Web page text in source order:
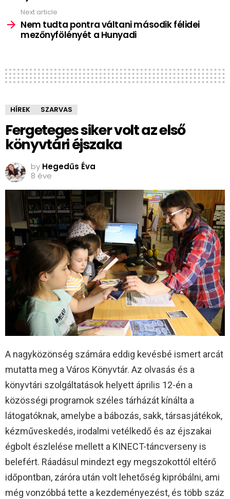
Next article
Nem tudta pontra váltani második félidei
mezőnyfölényét a Hunyadi
HÍREK SZARVAS
Fergeteges siker volt az első
könyvtári éjszaka
by Hegedűs Éva
8 éve
A nagyközönség számára eddig kevésbé ismert arcát
mutatta meg a Város Könyvtár. Az olvasás és a
könyvtári szolgáltatások helyett április 12-én a
közösségi programok széles tárházát kínálta a
látogatóknak, amelybe a bábozás, sakk, társasjátékok,
kézműveskedés, irodalmi vetélkedő és az éjszakai
égbolt észlelése mellett a KINECT-táncverseny is
belefért. Ráadásul mindezt egy megszokottól eltérő
időpontban, záróra után volt lehetőség kipróbálni, ami
még vonzóbbá tette a kezdeményezést, és több száz